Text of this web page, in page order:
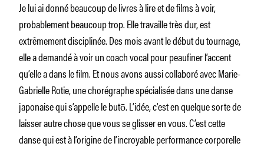
Je lui ai donné beaucoup de livres à lire et de films à voir,
probablement beaucoup trop. Elle travaille très dur, est
extrêmement disciplinée. Des mois avant le début du tournage,
elle a demandé à voir un coach vocal pour peaufiner l’accent
qu’elle a dans le film. Et nous avons aussi collaboré avec Marie-
Gabrielle Rotie, une chorégraphe spécialisée dans une danse
japonaise qui s’appelle le butō. L’idée, c’est en quelque sorte de
laisser autre chose que vous se glisser en vous. C’est cette
danse qui est à l’origine de l’incroyable performance corporelle